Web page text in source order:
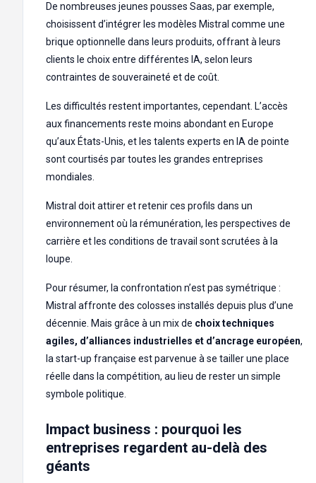
De nombreuses jeunes pousses Saas, par exemple,
choisissent d’intégrer les modèles Mistral comme une
brique optionnelle dans leurs produits, offrant à leurs
clients le choix entre différentes IA, selon leurs
contraintes de souveraineté et de coût.
Les difficultés restent importantes, cependant. L’accès
aux financements reste moins abondant en Europe
qu’aux États-Unis, et les talents experts en IA de pointe
sont courtisés par toutes les grandes entreprises
mondiales.
Mistral doit attirer et retenir ces profils dans un
environnement où la rémunération, les perspectives de
carrière et les conditions de travail sont scrutées à la
loupe.
Pour résumer, la confrontation n’est pas symétrique :
Mistral affronte des colosses installés depuis plus d’une
décennie. Mais grâce à un mix de choix techniques
agiles, d’alliances industrielles et d’ancrage européen,
la start-up française est parvenue à se tailler une place
réelle dans la compétition, au lieu de rester un simple
symbole politique.
Impact business : pourquoi les
entreprises regardent au-delà des
géants